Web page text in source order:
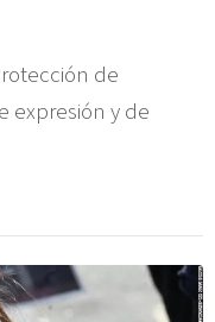
de
expresión y de